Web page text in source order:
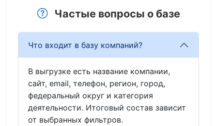
Частые вопросы о базе
Что входит в базу компаний?
В выгрузке есть название компании,
сайт, email, телефон, регион, город,
федеральный округ и категория
деятельности. Итоговый состав зависит
от выбранных фильтров.